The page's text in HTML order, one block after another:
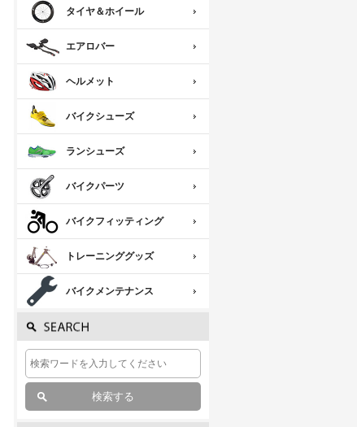
タイヤ＆ホイール
エアロバー
ヘルメット
バイクシューズ
ランシューズ
バイクパーツ
バイクフィッティング
トレーニンググッズ
バイクメンテナンス